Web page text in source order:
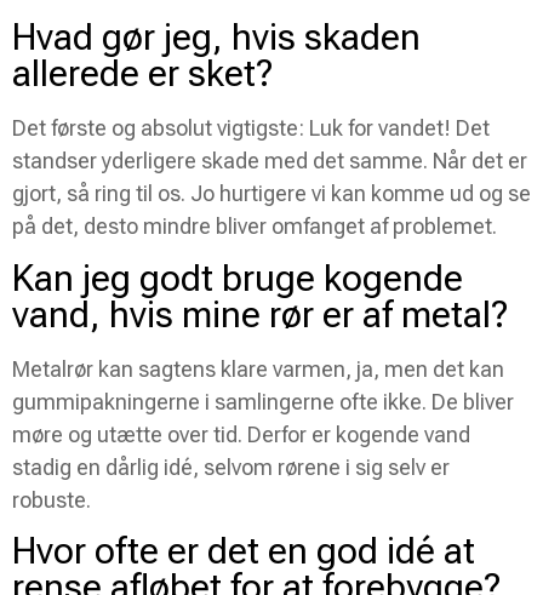
Hvad gør jeg, hvis skaden
allerede er sket?
Det første og absolut vigtigste: Luk for vandet! Det
standser yderligere skade med det samme. Når det er
gjort, så ring til os. Jo hurtigere vi kan komme ud og se
på det, desto mindre bliver omfanget af problemet.
Kan jeg godt bruge kogende
vand, hvis mine rør er af metal?
Metalrør kan sagtens klare varmen, ja, men det kan
gummipakningerne i samlingerne ofte ikke. De bliver
møre og utætte over tid. Derfor er kogende vand
stadig en dårlig idé, selvom rørene i sig selv er
robuste.
Hvor ofte er det en god idé at